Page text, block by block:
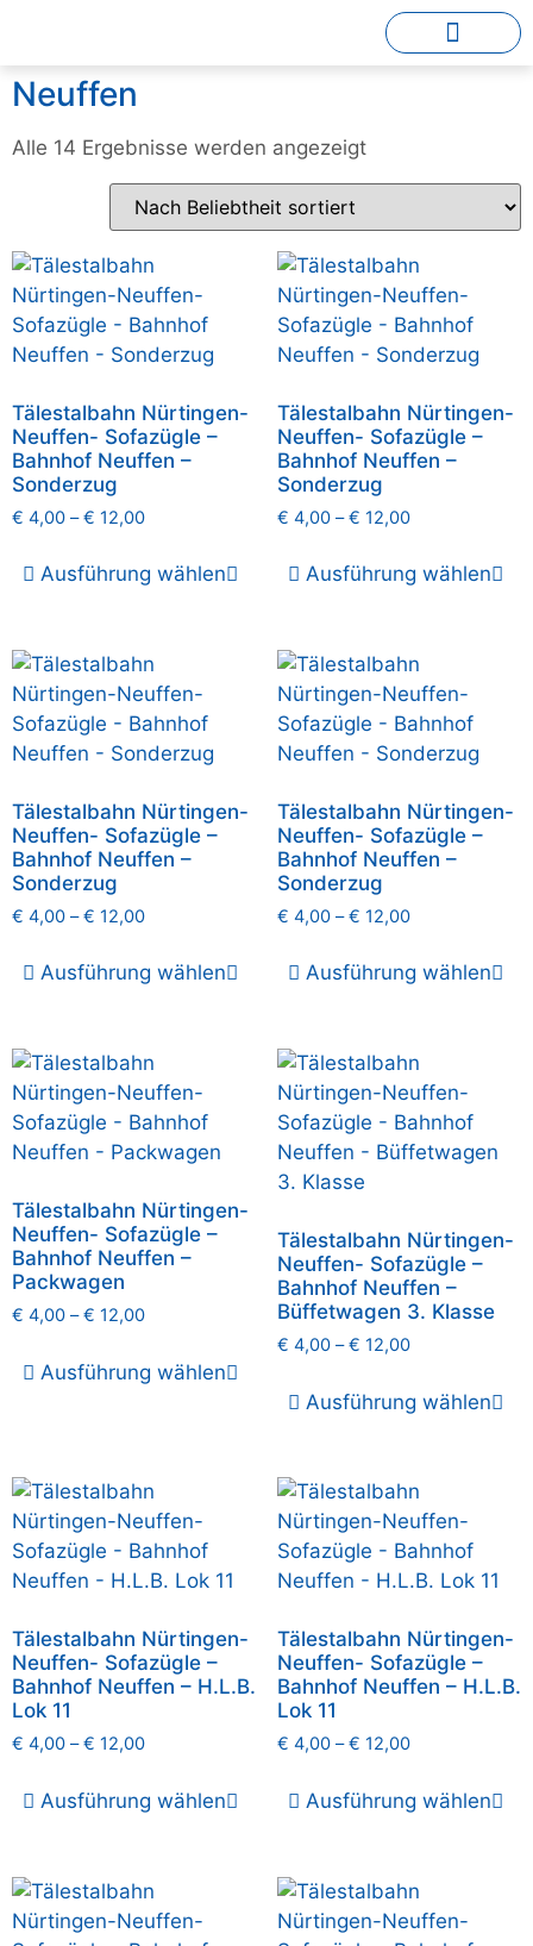
Neuffen
Alle 14 Ergebnisse werden angezeigt
Tälestalbahn Nürtingen-
Neuffen- Sofazügle –
Bahnhof Neuffen –
Sonderzug
€ 4,00 –€ 12,00
Ausführung wählen
Tälestalbahn Nürtingen-
Neuffen- Sofazügle –
Bahnhof Neuffen –
Sonderzug
€ 4,00–€ 12,00
Ausführung wählen
Tälestalbahn Nürtingen-
Neuffen- Sofazügle –
Bahnhof Neuffen –
Sonderzug
€ 4,00 –€ 12,00
Ausführung wählen
Tälestalbahn Nürtingen-
Neuffen- Sofazügle –
Bahnhof Neuffen –
Sonderzug
€ 4,00–€ 12,00
Ausführung wählen
Tälestalbahn Nürtingen-
Neuffen- Sofazügle –
Bahnhof Neuffen –
Packwagen
€ 4,00 –€ 12,00
Ausführung wählen
Tälestalbahn Nürtingen-
Neuffen- Sofazügle –
Bahnhof Neuffen –
Büffetwagen 3. Klasse
€ 4,00–€ 12,00
Ausführung wählen
Tälestalbahn Nürtingen-
Neuffen- Sofazügle –
Bahnhof Neuffen – H.L.B.
Lok 11
€ 4,00 –€ 12,00
Ausführung wählen
Tälestalbahn Nürtingen-
Neuffen- Sofazügle –
Bahnhof Neuffen – H.L.B.
Lok 11
€ 4,00–€ 12,00
Ausführung wählen